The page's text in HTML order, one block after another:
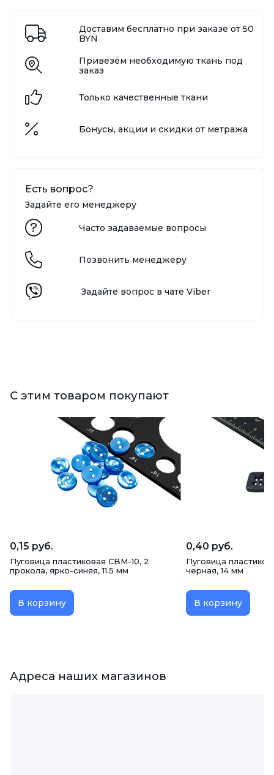
Доставим бесплатно при заказе от 50
BYN
Привезём необходимую ткань под
заказ
Только качественные ткани
Бонусы, акции и скидки от метража
Есть вопрос?
Задайте его менеджеру
Часто задаваемые вопросы
Позвонить менеджеру
Задайте вопрос в чате Viber
С этим товаром покупают
0,15 руб.
Пуговица пластиковая CBM-10, 2
прокола, ярко-синяя, 11.5 мм
В корзину
0,40 руб.
Пуговица
черная, 14 мм
В корзину
Адреса наших магазинов